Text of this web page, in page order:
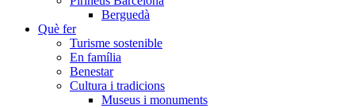
Berguedà
Què fer
Turisme sostenible
En família
Benestar
Cultura i tradicions
Museus i monuments